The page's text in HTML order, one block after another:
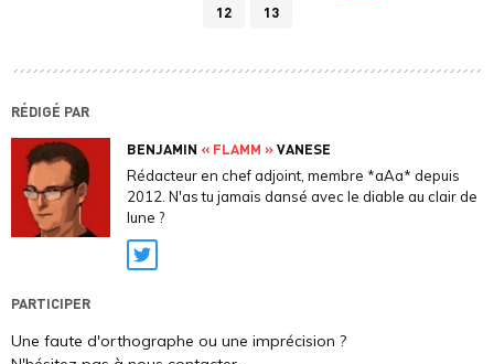
12
13
RÉDIGÉ PAR
BENJAMIN « FLAMM »VANESE
Rédacteur en chef adjoint, membre *aAa* depuis
2012. N'as tu jamais dansé avec le diable au clair de
lune ?
Twitter
PARTICIPER
Une faute d'orthographe ou une imprécision ?